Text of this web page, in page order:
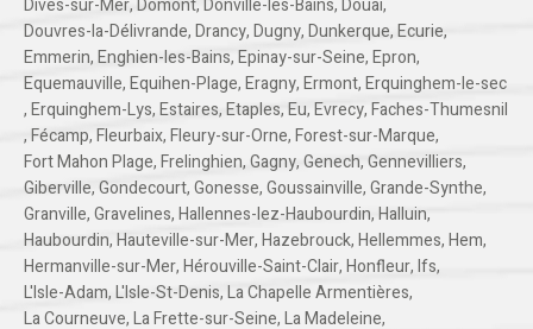
Dives-sur-Mer,Domont,Donville-les-Bains,Douai,
Douvres-la-Délivrande,Drancy,Dugny,Dunkerque,Ecurie,
Emmerin,Enghien-les-Bains,Epinay-sur-Seine,Epron,
Equemauville,Equihen-Plage,Eragny,Ermont,Erquinghem-le-sec
,Erquinghem-Lys,Estaires,Etaples,Eu,Evrecy,Faches-Thumesnil
,Fécamp,Fleurbaix,Fleury-sur-Orne,Forest-sur-Marque,
Fort Mahon Plage,Frelinghien,Gagny,Genech,Gennevilliers,
Giberville,Gondecourt,Gonesse,Goussainville,Grande-Synthe,
Granville,Gravelines,Hallennes-lez-Haubourdin,Halluin,
Haubourdin,Hauteville-sur-Mer,Hazebrouck,Hellemmes,Hem,
Hermanville-sur-Mer,Hérouville-Saint-Clair,Honfleur,Ifs,
L'Isle-Adam,L'Isle-St-Denis,La Chapelle Armentières,
La Courneuve,La Frette-sur-Seine,La Madeleine,